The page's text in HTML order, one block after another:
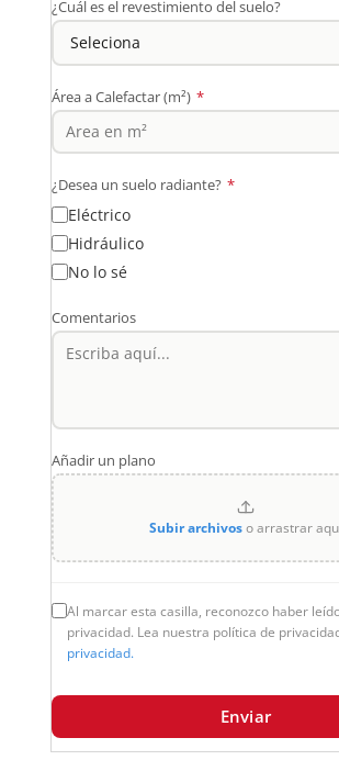
¿Cuál es el revestimiento del suelo?
Área a Calefactar (m²) *
¿Desea un suelo radiante? *
Eléctrico
Hidráulico
No lo sé
Comentarios
Añadir un plano
Subir archivoso arrastrar
Al marcar esta casilla, reconozco haber
privacidad. Lea nuestra política de
privacidad.
Enviar